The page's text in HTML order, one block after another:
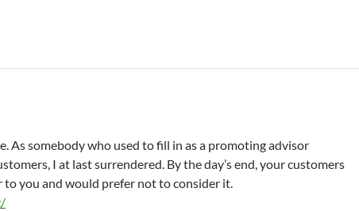
As somebody who used to fill in as a promoting advisor
I at last surrendered. By the day’s end, your customers
you and would prefer not to consider it.